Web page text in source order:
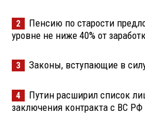
2
Пенсию по старости
уровне не ниже 40% от
3 Законы, вступающие в
4
Путин расширил список
заключения контракта с ВС РФ